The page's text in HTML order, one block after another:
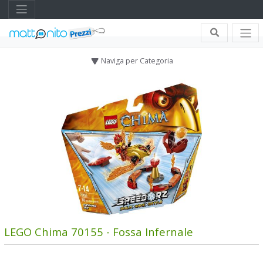
Naviga per Categoria
LEGO Chima 70155 - Fossa Infernale